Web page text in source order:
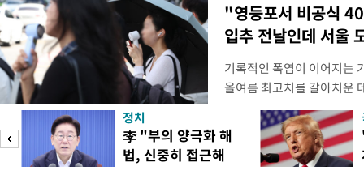
"영등포서 비공식
입추 전날인데 서울
기록적인 폭염이 이어지는
올여름 최고치를 갈아치운
시15분 39.9도까지 치솟
청에 따르면 이날 오후 4시
관측(ASOS) 기준 37.9도
했다. 관측 이래 역대 5위
정치
李 "부의 양극화 해
법, 신중히 접근해